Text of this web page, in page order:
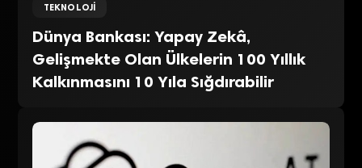
TEKNOLOJI
Dünya Bankası: Yapay Zekâ,
Gelişmekte Olan Ülkelerin 100 Yıllık
Kalkınmasını 10 Yıla Sığdırabilir